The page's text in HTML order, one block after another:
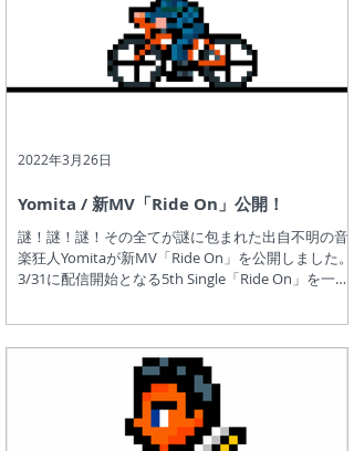
Yomita / 新MV「Ride On」公開！
謎！謎！謎！その全てが謎に包まれた出自不明の音
楽狂人Yomitaが新MV「Ride On」を公開しました。
3/31に配信開始となる5th Single「Ride On」を一足
Yomitaが自転車を颯爽と漕ぐMVとなっています。
2022年3月26日